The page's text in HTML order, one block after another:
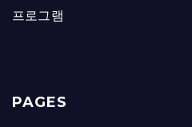
프로그램
PAGES